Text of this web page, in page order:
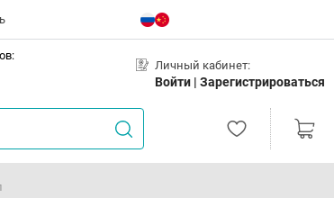
Личный кабинет:
Войти | Зарегистрироваться